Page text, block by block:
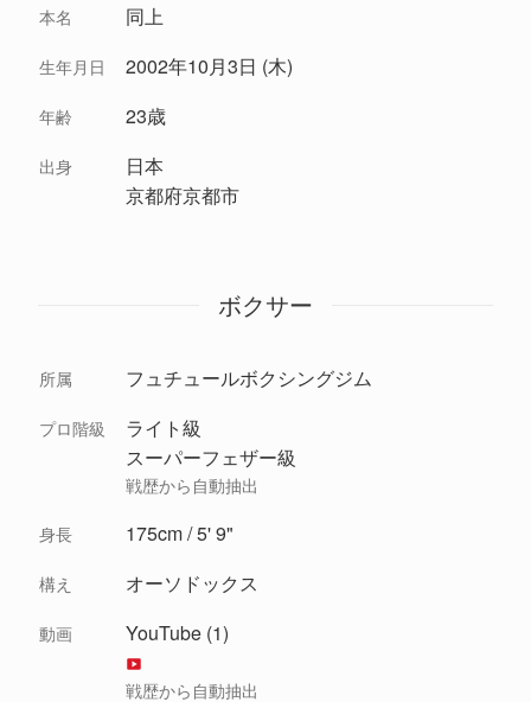
本名 同上
生年月日 2002年10月3日 (木)
年齢 23歳
出身
日本
京都府京都市
ボクサー
所属 フュチュールボクシングジム
プロ階級
ライト級
スーパーフェザー級
戦歴から自動抽出
身長 175cm / 5' 9"
構え オーソドックス
動画 YouTube (1)
戦歴から自動抽出